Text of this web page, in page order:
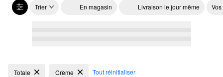
Trier En magasin Livraison le jour même
Fonds de teint en crème à couvrance totale
Totale Crème Tout réinitialiser